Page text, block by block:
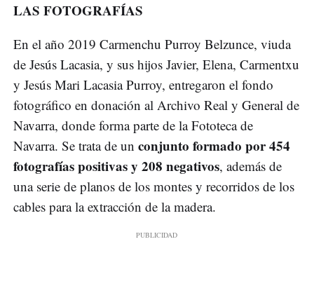
LAS FOTOGRAFÍAS
En el año 2019 Carmenchu Purroy Belzunce, viuda
de Jesús Lacasia, y sus hijos Javier, Elena, Carmentxu
y Jesús Mari Lacasia Purroy, entregaron el fondo
fotográfico en donación al Archivo Real y General de
Navarra, donde forma parte de la Fototeca de
Navarra. Se trata de un conjunto formado por 454
fotografías positivas y 208 negativos, además de
una serie de planos de los montes y recorridos de los
cables para la extracción de la madera.